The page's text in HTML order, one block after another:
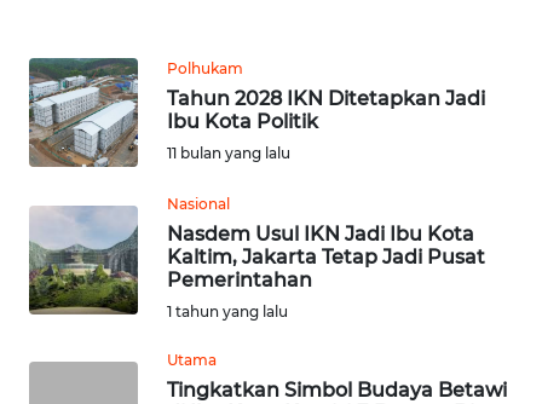
Polhukam
Tahun 2028 IKN Ditetapkan Jadi
Ibu Kota Politik
11 bulan yang lalu
Nasional
Nasdem Usul IKN Jadi Ibu Kota
Kaltim, Jakarta Tetap Jadi Pusat
Pemerintahan
1 tahun yang lalu
Utama
Tingkatkan Simbol Budaya Betawi
KARIR
DISCLAIMER
News
Regional
SUMUT